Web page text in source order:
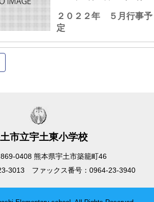
２０２２年 ５月行事予
定
市立宇土東小学校
0408 熊本県宇土市築籠町46
3013 ファックス番号：0964-23-3940